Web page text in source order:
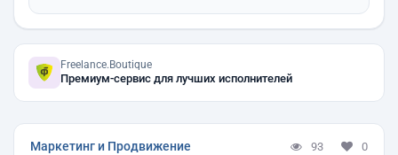
Freelance.Boutique
Премиум-сервис для лучших исполнителей
Маркетинг и Продвижение 93 0